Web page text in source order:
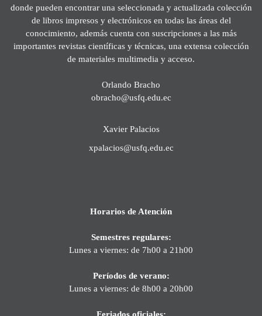
donde pueden encontrar una seleccionada y actualizada colección
de libros impresos y electrónicos en todas las áreas del
conocimiento, además cuenta con suscripciones a las más
importantes revistas científicas y técnicas, una extensa colección
de materiales multimedia y acceso.
Orlando Bracho
obracho@usfq.edu.ec
Xavier Palacios
xpalacios@usfq.edu.ec
Horarios de Atención
Semestres regulares:
Lunes a viernes: de 7h00 a 21h00
Períodos de verano:
Lunes a viernes: de 8h00 a 20h00
Feriados oficiales: